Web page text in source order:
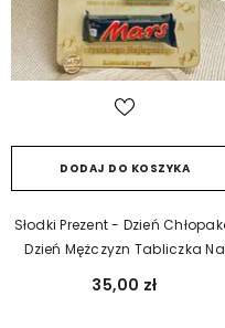
DODAJ DO KOSZYKA
Słodki Prezent - Dzień Chłopaka,
Dzień Mężczyzn Tabliczka Na
35,00 zł